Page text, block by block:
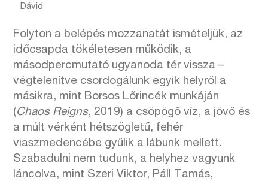
Dávid
Folyton a belépés mozzanatát ismételjük, az
időcsapda tökéletesen működik, a
másodpercmutató ugyanoda tér vissza –
végtelenítve csordogálunk egyik helyről a
másikra, mint Borsos Lőrincék munkáján
(Chaos Reigns, 2019) a csöpögő víz, a jövő és
a múlt vérként hétszögletű, fehér
viaszmedencébe gyűlik a lábunk mellett.
Szabadulni nem tudunk, a helyhez vagyunk
láncolva, mint Szeri Viktor, Páll Tamás,